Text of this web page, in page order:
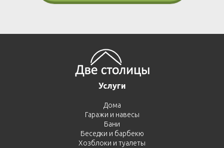
Услуги
Дома
Гаражи и навесы
Бани
Беседки и барбекю
Хозблоки и туалеты